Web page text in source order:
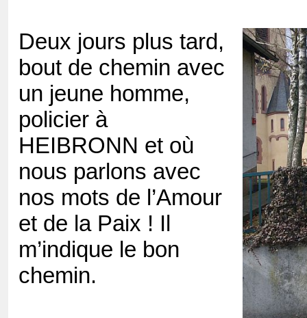
Deux jours plus tard,
bout de chemin avec
un jeune homme,
policier à
HEIBRONN et où
nous parlons avec
nos mots de l’Amour
et de la Paix ! Il
m’indique le bon
chemin.